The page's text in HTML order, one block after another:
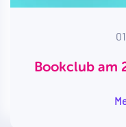
Bookclub am